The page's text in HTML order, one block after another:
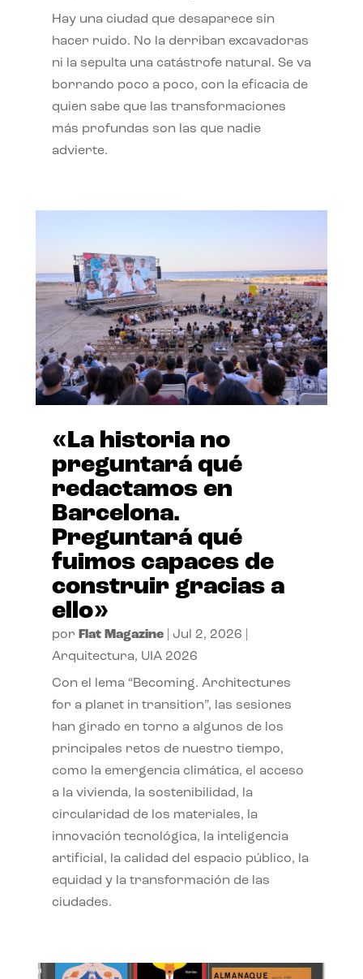
Hay una ciudad que desaparece sin
hacer ruido. No la derriban excavadoras
ni la sepulta una catástrofe natural. Se va
borrando poco a poco, con la eficacia de
quien sabe que las transformaciones
más profundas son las que nadie
advierte.
«La historia no
preguntará qué
redactamos en
Barcelona.
Preguntará qué
fuimos capaces de
construir gracias a
ello»
por Flat Magazine| Jul 2, 2026
Arquitectura, UIA 2026
Con el lema “Becoming. Architectures
for a planet in transition”, las sesiones
han girado en torno a algunos de los
principales retos de nuestro tiempo,
como la emergencia climática, el acceso
a la vivienda, la sostenibilidad, la
circularidad de los materiales, la
innovación tecnológica, la inteligencia
artificial, la calidad del espacio público, la
equidad y la transformación de las
ciudades.